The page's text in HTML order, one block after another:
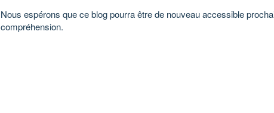
Nous espérons que ce blog pourra être de nouveau accessible
compréhension.